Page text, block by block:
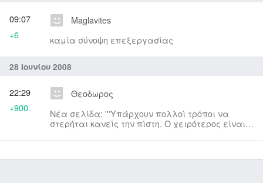
Maglavites
καμία σύνοψη επεξεργασίας
09:07
+6
28 Ιουνίου 2008
Θεοδωρος
Νέα σελίδα: '''Υπάρχουν πολλοί τρόποι να
στερήται κανείς την πίστη. Ο χειρότερος είναι
22:29
+900